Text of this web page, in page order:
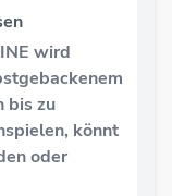
wird
bis zu
könnt
oder